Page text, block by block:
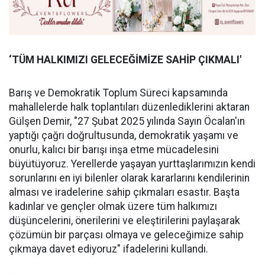
‘TÜM HALKIMIZI GELECEĞİMİZE SAHİP ÇIKMALI'
Barış ve Demokratik Toplum Süreci kapsamında
mahallelerde halk toplantıları düzenlediklerini aktaran
Gülşen Demir, "27 Şubat 2025 yılında Sayın Öcalan'ın
yaptığı çağrı doğrultusunda, demokratik yaşamı ve
onurlu, kalıcı bir barışı inşa etme mücadelesini
büyütüyoruz. Yerellerde yaşayan yurttaşlarımızın kendi
sorunlarını en iyi bilenler olarak kararlarını kendilerinin
alması ve iradelerine sahip çıkmaları esastır. Başta
kadınlar ve gençler olmak üzere tüm halkımızı
düşüncelerini, önerilerini ve eleştirilerini paylaşarak
çözümün bir parçası olmaya ve geleceğimize sahip
çıkmaya davet ediyoruz" ifadelerini kullandı.